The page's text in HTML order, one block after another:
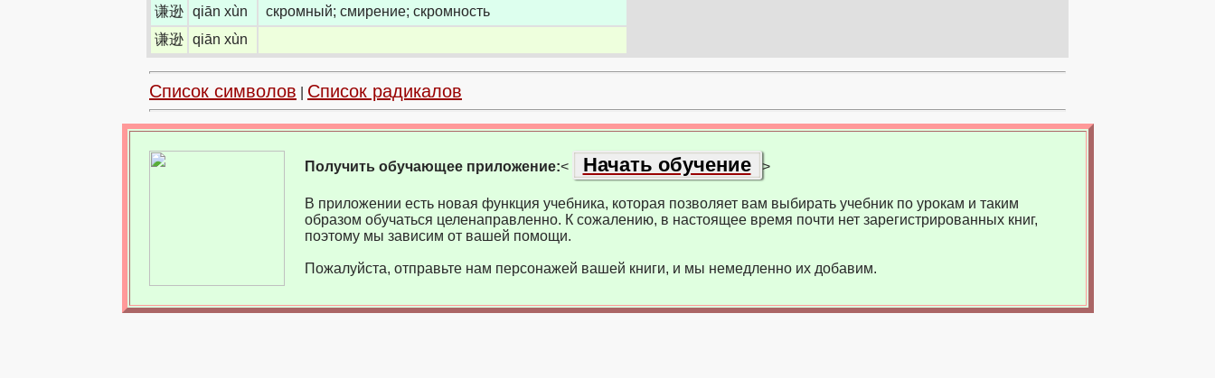
谦逊 qiān xùn
скромный; смирение; скромность
谦逊 qiān xùn
Список символов Список радикалов
Получить обучающее приложение:< Начать обучение >
В приложении есть новая функция учебника, которая позволяет вам выбирать учебник по урокам и таким
образом обучаться целенаправленно. К сожалению, в настоящее время почти нет зарегистрированных книг,
поэтому мы зависим от вашей помощи.
Пожалуйста, отправьте нам персонажей вашей книги, и мы немедленно их добавим.